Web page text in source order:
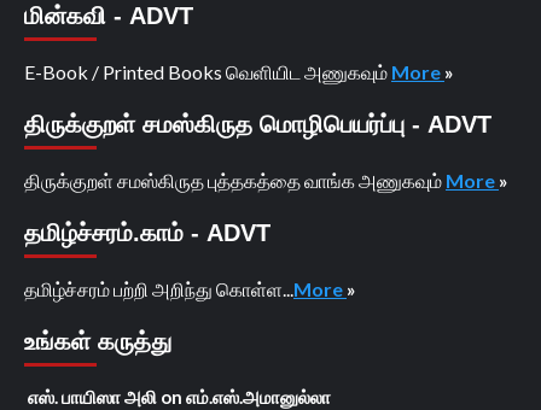
மின்கவி - ADVT
E-Book / Printed Books வெளியிட அணுகவும் More »
திருக்குறள் சமஸ்கிருத மொழிபெயர்ப்பு - ADVT
திருக்குறள் சமஸ்கிருத புத்தகத்தை வாங்க அணுகவும் More »
தமிழ்ச்சரம்.காம் - ADVT
தமிழ்ச்சரம் பற்றி அறிந்து கொள்ள... More »
உங்கள் கருத்து
எஸ். பாயிஸா அலி on எம்.எஸ்.அமானுல்லா